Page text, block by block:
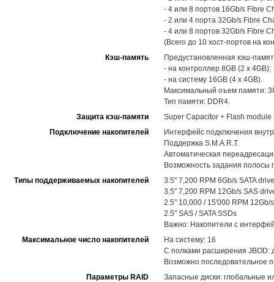
- 4 или 8 портов 16Gb/s Fibre
- 2 или 4 порта 32Gb/s Fibre
- 4 или 8 портов 32Gb/s Fibre
(Всего до 10 хост-портов на
Кэш-память
Предустановленная кэш-
- на контроллер 8GB (2 x 4GB);
- на систему 16GB (4 x 4GB).
Максимальный оъем памяти:
Тип памяти: DDR4.
Защита кэш-памяти
Super Capacitor + Flash
Подключение накопителей
Интерфейс подключения
Поддержка S.M.A.R.T.
Автоматическая
Возможность задания полосы
Типы поддерживаемых накопителей
3.5" 7,200 RPM 6Gb/s SATA
3.5" 7,200 RPM 12Gb/s SAS
2.5" 10,000 / 15'000 RPM 12Gb/
2.5" SAS / SATA SSDs
Важно: Накопители с
Максимальное число накопителей
На систему: 16
С полками расширения JBOD:
Возможно последовательное
Параметры RAID
Запасные диски: глобальные